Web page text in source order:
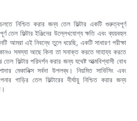
নিশ্চিত করার জন্য তেল ফিল্টার একটি গুরুত্বপূর্ণ
তেল ফিল্টার ইঞ্জিনের উল্লেখযোগ্য ক্ষতি এবং ব্যয়বহুল
আমরা এই নিবন্ধে তুলে ধরেছি, একটি সাধারণ পরীক্ষা
সমস্যা আছে কিনা তা সনাক্ত করতে সাহায্য করতে
ফিল্টার পরিদর্শন করার জন্য যথেষ্ট আত্মবিশ্বাসী বোধ
মেকানিক্স সর্বদা উপলব্ধ। নিয়মিত সার্ভিসিং এবং
গাড়ির তেল ফিল্টারের দীর্ঘায়ু নিশ্চিত করার জন্য